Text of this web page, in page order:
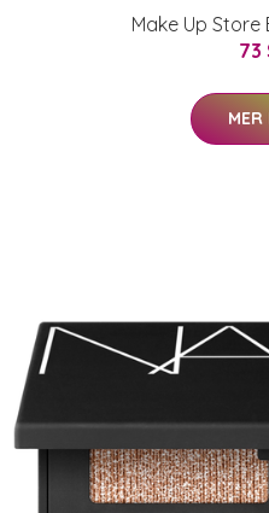
Make Up
73
MER